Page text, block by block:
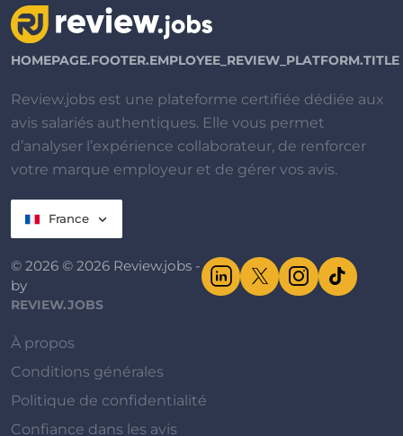
HOMEPAGE.FOOTER.EMPLOYEE_REVIEW_PLATFORM.TITLE
Review.jobs est une plateforme certifiée dédiée aux
avis salariés authentiques. Elle vous permet
d’analyser l’expérience collaborateur, de renforcer
votre marque employeur et de gérer vos avis.
France
© 2026 © 2026 Review.jobs -
by
REVIEW.JOBS
À propos
Conditions générales
Politique de confidentialité
Confiance dans les avis